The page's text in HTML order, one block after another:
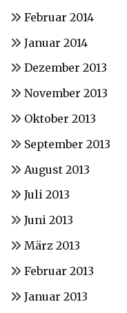
Februar 2014
Januar 2014
Dezember 2013
November 2013
Oktober 2013
September 2013
August 2013
Juli 2013
Juni 2013
März 2013
Februar 2013
Januar 2013